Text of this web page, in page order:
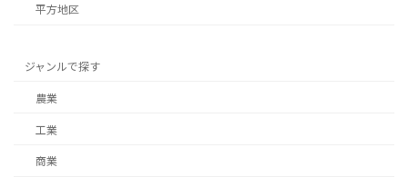
平方地区
ジャンルで探す
農業
工業
商業